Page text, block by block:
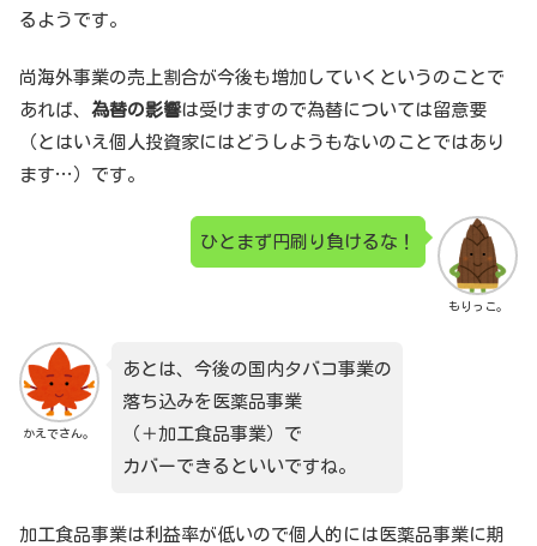
るようです。
尚海外事業の売上割合が今後も増加していくというのことで
あれば、 為替の影響は受けますので為替については留意要
（とはいえ個人投資家にはどうしようもないのことではあり
ます…）です。
もりっこ。
ひとまず円刷り負けるな！
かえでさん。
あとは、今後の国内タバコ事業の
落ち込みを医薬品事業
（＋加工食品事業）で
カバーできるといいですね。
加工食品事業は利益率が低いので個人的には医薬品事業に期